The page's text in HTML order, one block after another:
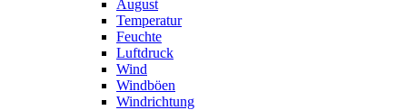
August
Temperatur
Feuchte
Luftdruck
Wind
Windböen
Windrichtung